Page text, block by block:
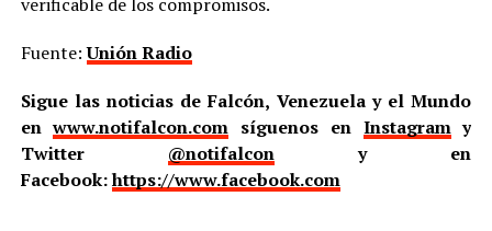
Fuente:Unión Radio
Sigue las noticias de Falcón, Venezuela y el Mundo
enwww.notifalcon.com síguenos en Instagramy
Twitter @notifalcony en
Facebook:https://www.facebook.com